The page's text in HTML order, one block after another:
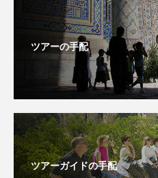
ツアーの手配
ツアーガイドの手配